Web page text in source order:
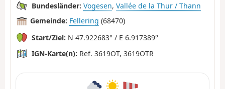
Bundesländer: Vogesen, Vallée de la Thur / Thann
Gemeinde: Fellering (68470)
Start/Ziel: N 47.922683° / E 6.917389°
IGN-Karte(n): Ref. 3619OT, 3619OTR